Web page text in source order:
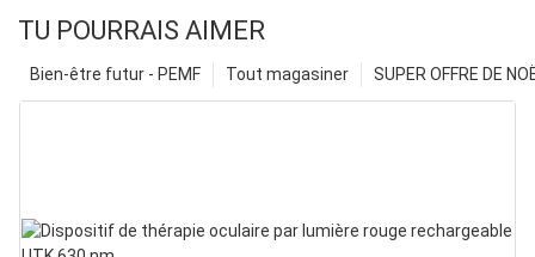
TU POURRAIS AIMER
SUPER OFFRE DE
Tout magasiner
Bien-être futur - PEMF